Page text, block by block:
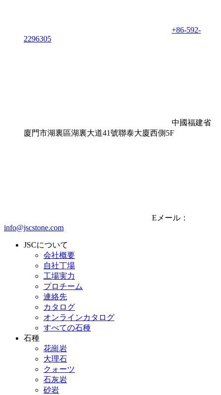
+86-592-
2296305
中國福建省
廈門市湖裏區湖裏大道41號聯泰大廈西側5F
Eメール：
info@jscstone.com
JSCについて
会社概要
自社丁場
工場実力
プロチーム
連絡先
カタログ
オンラインカタログ
すべての石種
石種
花崗岩
大理石
クォーツ
石灰岩
砂岩